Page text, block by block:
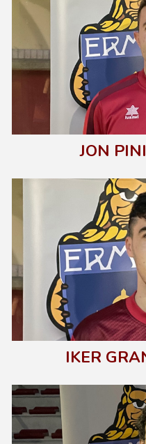
JON
IKER